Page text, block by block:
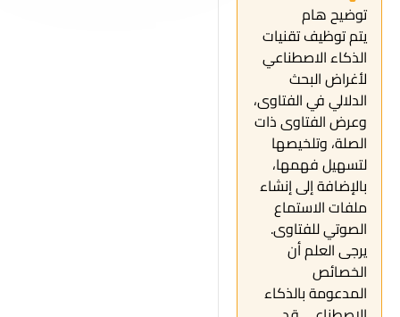
توضيح هام
يتم توظيف تقنيات
الذكاء الاصطناعي
لأغراض البحث
الدلالي في الفتاوى،
وعرض الفتاوى ذات
الصلة، وتلخيصها
لتسهيل فهمها،
بالإضافة إلى إنشاء
ملفات الاستماع
الصوتي للفتاوى.
يرجى العلم أن
الخصائص
المدعومة بالذكاء